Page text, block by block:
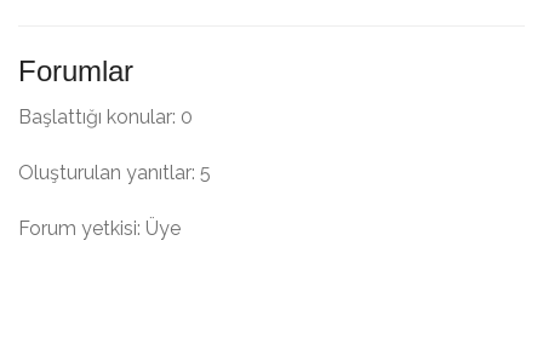
Forumlar
Başlattığı konular: 0
Oluşturulan yanıtlar: 5
Forum yetkisi: Üye